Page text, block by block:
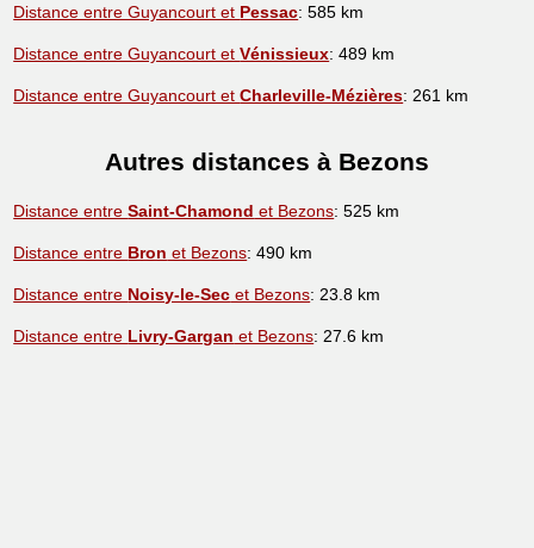
Distance entre Guyancourt et Pessac: 585 km
Distance entre Guyancourt etVénissieux: 489 km
Distance entre Guyancourt etCharleville-Mézières: 261 km
Autres distances à Bezons
Distance entreSaint-Chamond et Bezons: 525 km
Distance entre Bron et Bezons: 490 km
Distance entre Noisy-le-Sec et Bezons: 23.8 km
Distance entre Livry-Gargan et Bezons: 27.6 km